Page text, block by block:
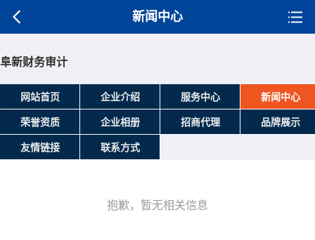
新闻中心
阜新财务审计
网站首页 企业介绍 服务中心 新闻中心
荣誉资质 企业相册 招商代理 品牌展示
友情链接 联系方式
抱歉，暂无相关信息